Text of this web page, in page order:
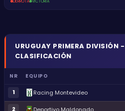
URUGUAY PRIMERA DIVISIÓN
CLASIFICACIÓN
NR EQUIPO
1 Racing Montevideo
2 Deportivo Maldonado